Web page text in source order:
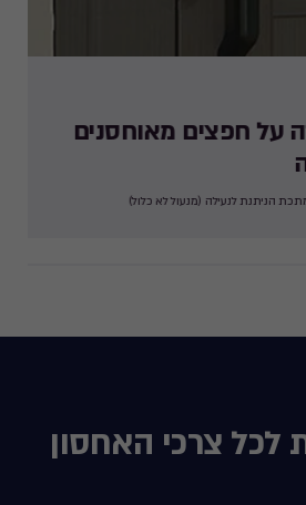
על חפצים מאוחסנים
הניתנת לנעילה (מנעול לא כלול)​
לכל צרכי האחסון